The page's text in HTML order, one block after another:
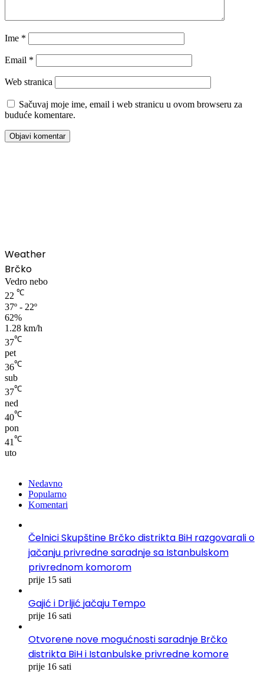
Ime *
Email *
Web stranica
Sačuvaj moje ime, email i web stranicu u ovom browseru za
buduće komentare.
Weather
Brčko
Vedro nebo
22 ℃
37º - 22º
62%
1.28 km/h
37℃
pet
36℃
sub
37℃
ned
40℃
pon
41 ℃
uto
Nedavno
Popularno
Komentari
Čelnici Skupštine Brčko distrikta BiH razgovarali o
jačanju privredne saradnje sa Istanbulskom
privrednom komorom
prije 15 sati
Gajić i Drljić jačaju Tempo
prije 16 sati
Otvorene nove mogućnosti saradnje Brčko
distrikta BiH i Istanbulske privredne komore
prije 16 sati